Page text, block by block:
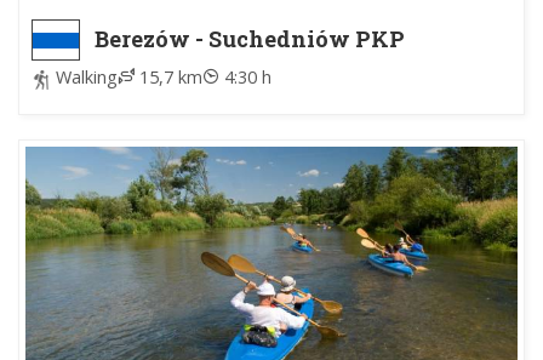
Berezów - Suchedniów PKP
Walking 15,7 km 4:30 h